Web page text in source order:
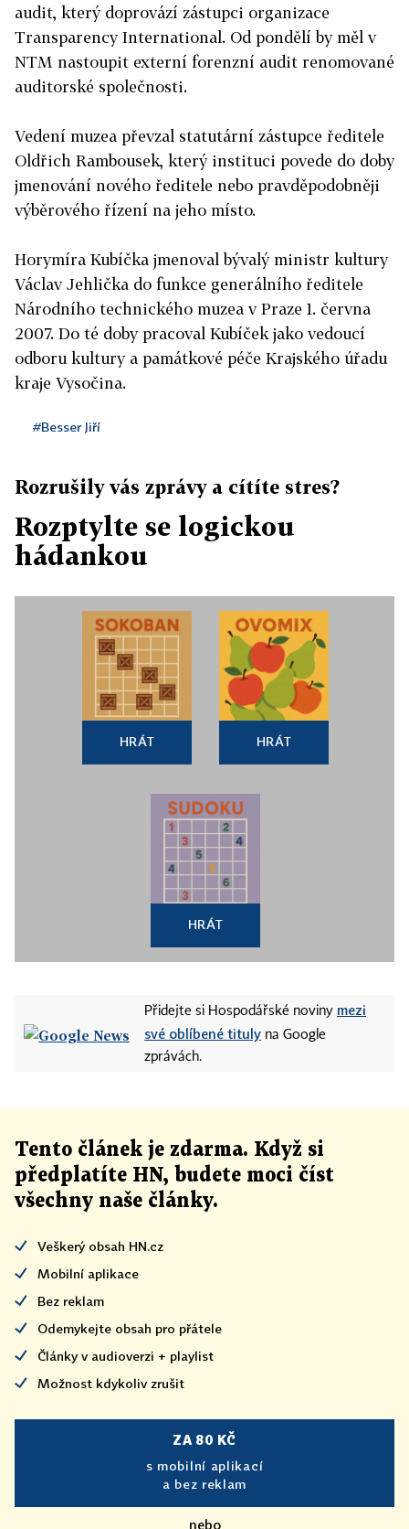
audit, který doprovází zástupci organizace
Transparency International. Od pondělí by měl v
NTM nastoupit externí forenzní audit renomované
auditorské společnosti.
Vedení muzea převzal statutární zástupce ředitele
Oldřich Rambousek, který instituci povede do doby
jmenování nového ředitele nebo pravděpodobněji
výběrového řízení na jeho místo.
Horymíra Kubíčka jmenoval bývalý ministr kultury
Václav Jehlička do funkce generálního ředitele
Národního technického muzea v Praze 1. června
2007. Do té doby pracoval Kubíček jako vedoucí
odboru kultury a památkové péče Krajského úřadu
kraje Vysočina.
#Besser Jiří
Rozrušily vás zprávy a cítíte stres?
Rozptylte se logickou
hádankou
HRÁT HRÁT
HRÁT
Přidejte si Hospodářské noviny mezi
své oblíbené tituly na Google
zprávách.
Tento článek je zdarma. Když si
předplatíte HN, budete moci číst
všechny naše články.
Veškerý obsah HN.cz
Mobilní aplikace
Bez reklam
Odemykejte obsah pro přátele
Články v audioverzi + playlist
Možnost kdykoliv zrušit
ZA 80 KČ
s mobilní aplikací
a bez reklam
nebo